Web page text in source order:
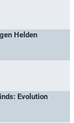
Helden
Evolution